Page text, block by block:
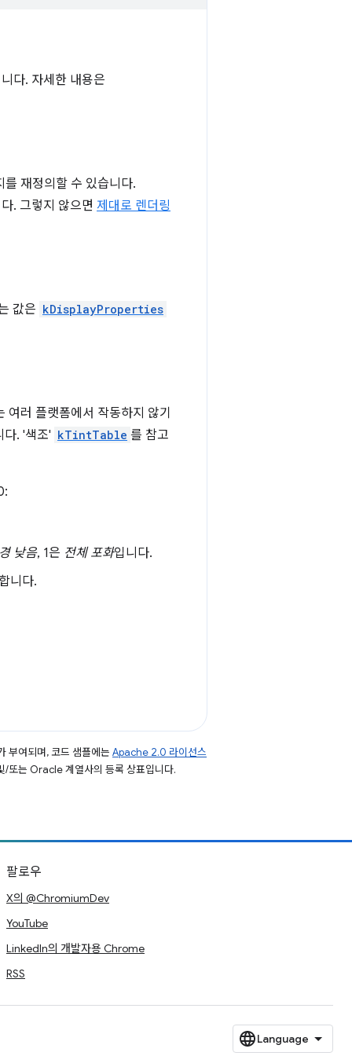
다. 자세한 내용은
재정의할 수 있습니다.
. 그렇지 않으면 제대로 렌더링
값은 kDisplayProperties
러 플랫폼에서 작동하지 않기
다. '색조' kTintTable 를 참고
낮음, 1은 전체 포화입니다.
니다.
부여되며, 코드 샘플에는 Apache 2.0 라이선스
또는 Oracle 계열사의 등록 상표입니다.
팔로우
X의 @ChromiumDev
YouTube
LinkedIn의 개발자용 Chrome
RSS